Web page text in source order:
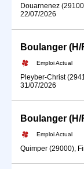
Douarnenez
22/07/2026
Boulanger (H/
Emploi Actual
Pleyber-Christ
31/07/2026
Boulanger (H/
Emploi Actual
Quimper (29000),